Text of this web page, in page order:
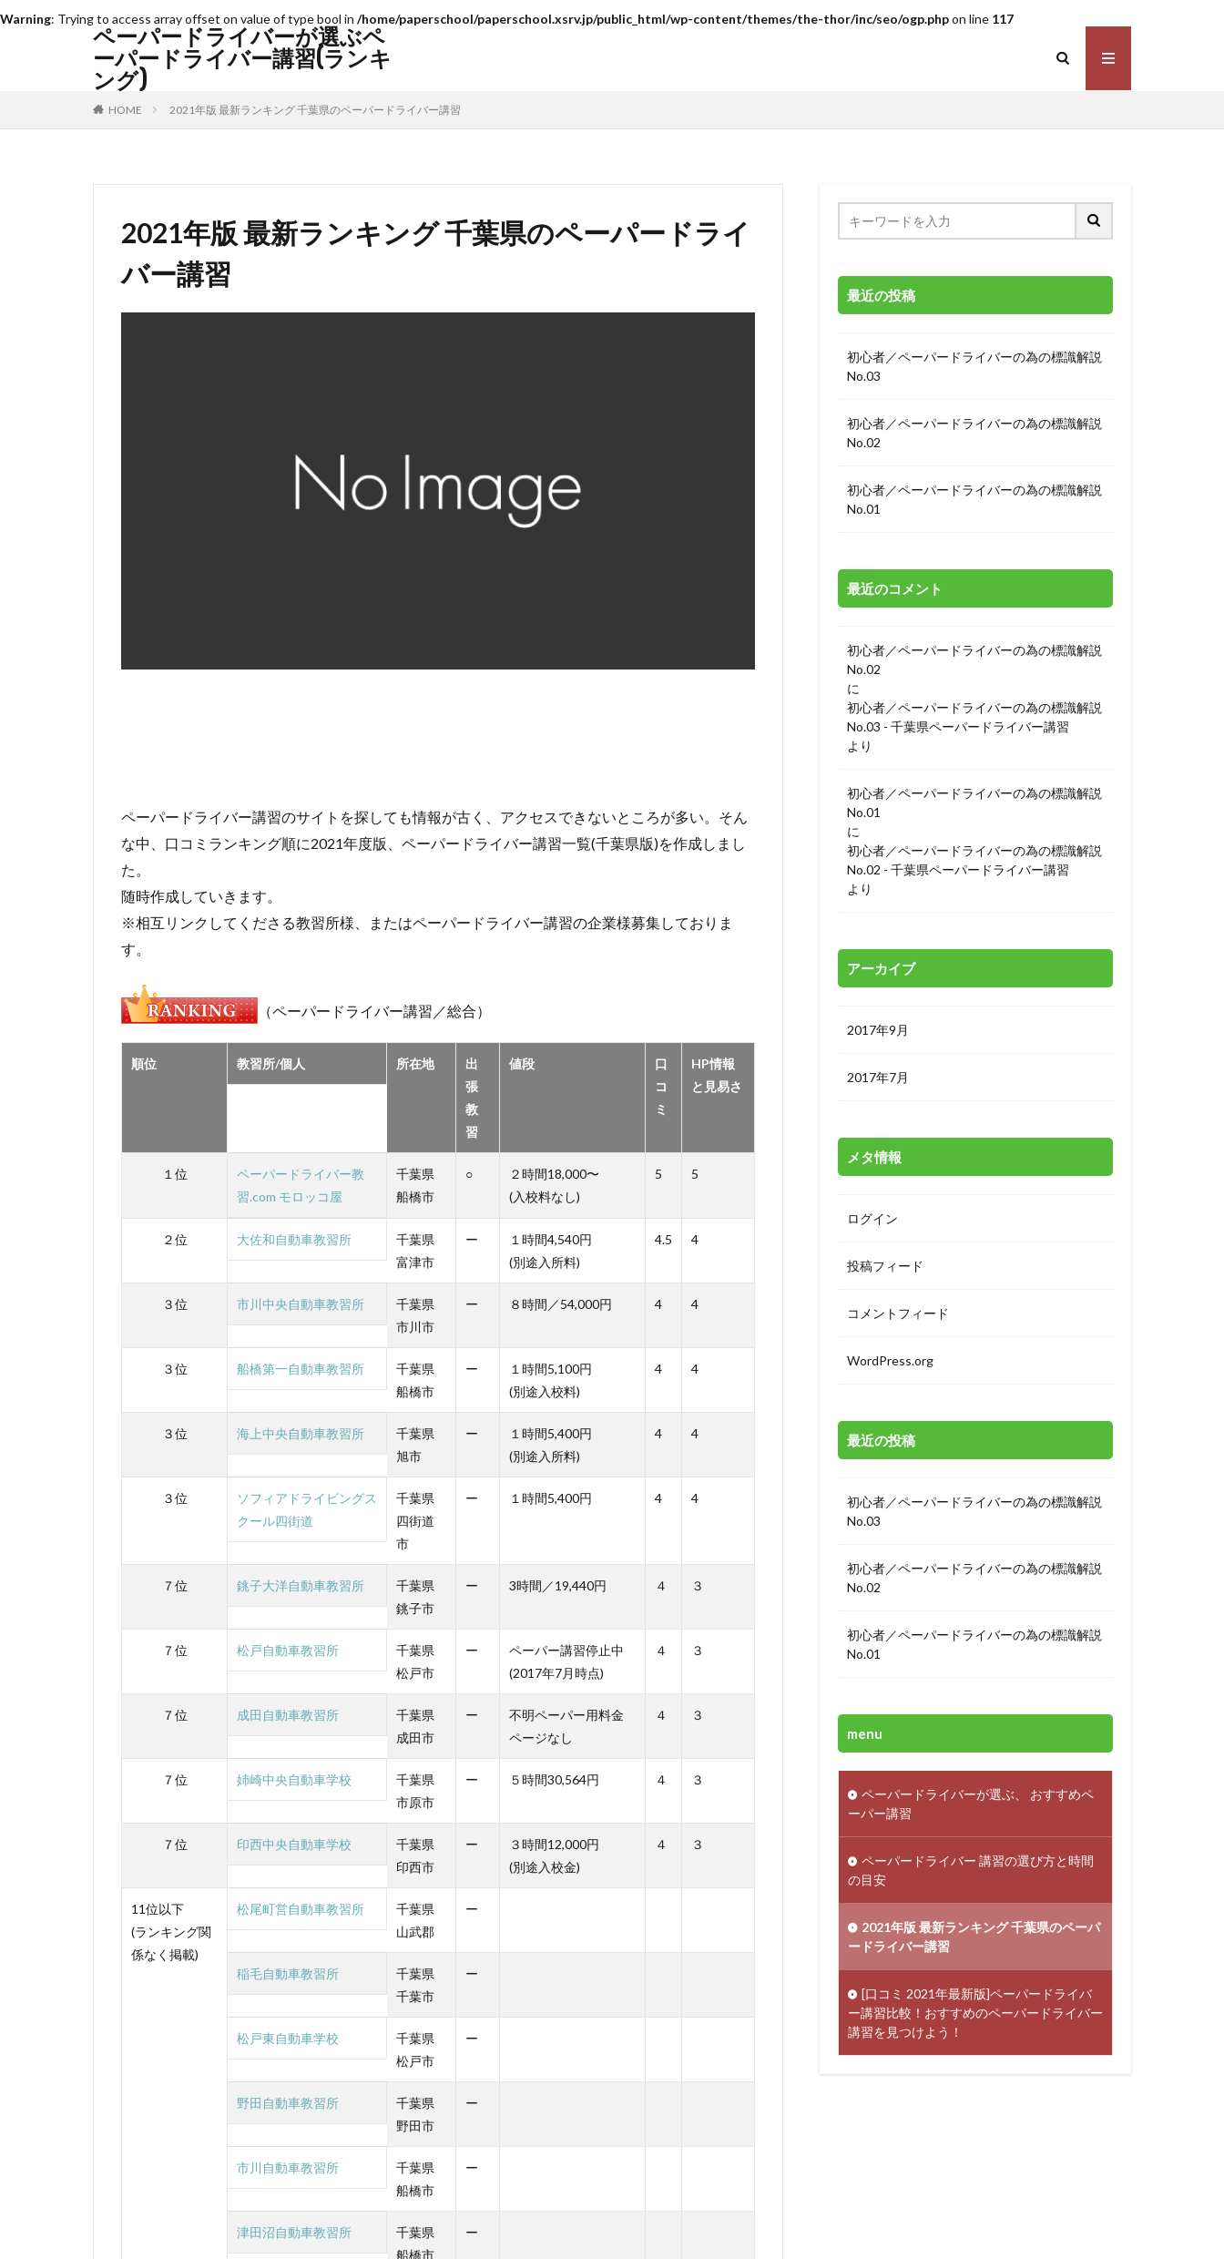
Warning: Trying to access array offset on value of type bool in /home/paperschool/paperschool.xsrv.jp/public_html/wp-content/themes/the-thor/inc/seo/ogp.phpon line 117
ペーパードライバーが選ぶペ
ーパードライバー講習(ランキ
ング)
HOME 2021年版 最新ランキング 千葉県のペーパードライバー講習
2021年版 最新ランキング 千葉県のペーパードライ
バー講習
ペーパードライバー講習のサイトを探しても情報が古く、アクセスできないところが多い。そん
な中、口コミランキング順に2021年度版、ペーパードライバー講習一覧(千葉県版)を作成しまし
た。
随時作成していきます。
※相互リンクしてくださる教習所様、またはペーパードライバー講習の企業様募集しておりま
す。
（ペーパードライバー講習／総合）
順位 教習所/個人 所在地
出
張
教
習
値段
口
コ
ミ
HP情報
と見易さ
１位
ペーパードライバー教
習.com モロッコ屋
千葉県
船橋市
○
２時間18,000〜
(入校料なし)
5 5
２位 大佐和自動車教習所
千葉県
富津市
ー
１時間4,540円
(別途入所料)
4.5 4
３位 市川中央自動車教習所
千葉県
市川市
ー ８時間／54,000円 4 4
３位 船橋第一自動車教習所
千葉県
船橋市
ー
１時間5,100円
(別途入校料)
4 4
３位 海上中央自動車教習所
千葉県
旭市
ー
１時間5,400円
(別途入所料)
4 4
３位
ソフィアドライビングス
クール四街道
千葉県
四街道
市
ー １時間5,400円 4 4
７位 銚子大洋自動車教習所
千葉県
銚子市
ー 3時間／19,440円 ４ ３
７位 松戸自動車教習所
千葉県
松戸市
ー
ペーパー講習停止中
(2017年7月時点)
４ ３
７位 成田自動車教習所
千葉県
成田市
ー
不明ペーパー用料金
ページなし
４ ３
７位 姉崎中央自動車学校
千葉県
市原市
ー ５時間30,564円 ４ ３
７位 印西中央自動車学校
千葉県
印西市
ー
３時間12,000円
(別途入校金)
４ ３
11位以下
(ランキング関
係なく掲載)
松尾町営自動車教習所
千葉県
山武郡
ー
稲毛自動車教習所
千葉県
千葉市
ー
松戸東自動車学校
千葉県
松戸市
ー
野田自動車教習所
千葉県
野田市
ー
市川自動車教習所
千葉県
船橋市
ー
津田沼自動車教習所
千葉県
船橋市
ー
最近の投稿
初心者／ペーパードライバーの為の標識解説
No.03
初心者／ペーパードライバーの為の標識解説
No.02
初心者／ペーパードライバーの為の標識解説
No.01
最近のコメント
初心者／ペーパードライバーの為の標識解説
No.02
に
初心者／ペーパードライバーの為の標識解説
No.03 - 千葉県ペーパードライバー講習
より
初心者／ペーパードライバーの為の標識解説
No.01
に
初心者／ペーパードライバーの為の標識解説
No.02 - 千葉県ペーパードライバー講習
より
アーカイブ
2017年9月
2017年7月
メタ情報
ログイン
投稿フィード
コメントフィード
WordPress.org
最近の投稿
初心者／ペーパードライバーの為の標識解説
No.03
初心者／ペーパードライバーの為の標識解説
No.02
初心者／ペーパードライバーの為の標識解説
No.01
menu
ペーパードライバーが選ぶ、 おすすめペ
ーパー講習
ペーパードライバー 講習の選び方と時間
の目安
2021年版 最新ランキング 千葉県のペーパ
ードライバー講習
[口コミ 2021年最新版]ペーパードライバ
ー講習比較！おすすめのペーパードライバー
講習を見つけよう！